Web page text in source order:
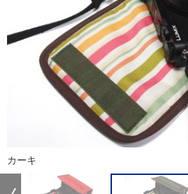
カーキ